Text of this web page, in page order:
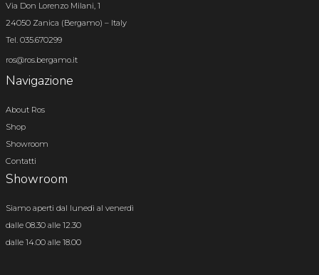
Via Don Lorenzo Milani, 1
24050 Zanica (Bergamo) – Italy
Tel. 035.670299
ros@ros.bergamo.it
Navigazione
About Ros
Shop
Showroom
Contatti
Showroom
Siamo aperti dal lunedì al venerdì
dalle 08.30 alle 12.30
dalle 14.00 alle 18.00